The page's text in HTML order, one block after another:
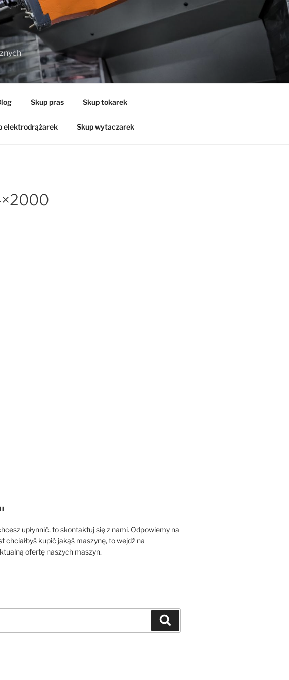
Skup pras Skup tokarek
elektrodrążarek Skup wytaczarek
upłynnić, to skontaktuj się z nami. Odpowiemy na
chciałbyś kupić jakąś maszynę, to wejdź na
ofertę naszych maszyn.